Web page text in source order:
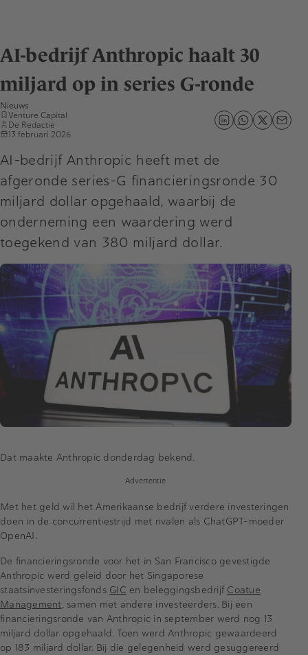
AI-bedrijf Anthropic haalt 30
miljard op in series G-ronde
Nieuws
Venture Capital
De Redactie
13 februari 2026
AI-bedrijf Anthropic heeft met de
afgeronde series-G financieringsronde 30
miljard dollar opgehaald, waarbij de
onderneming een waardering werd
toegekend van 380 miljard dollar.
Dat maakte Anthropic donderdag bekend.
Advertentie
Met het geld wil het Amerikaanse bedrijf verdere investeringen
doen in de concurrentiestrijd met rivalen als ChatGPT-moeder
OpenAI.
De financieringsronde voor het in San Francisco gevestigde
Anthropic werd geleid door het Singaporese
staatsinvesteringsfonds GIC en beleggingsbedrijf Coatue
Management, samen met andere investeerders. Bij een
financieringsronde van Anthropic in september werd nog 13
miljard dollar opgehaald. Toen werd Anthropic gewaardeerd
op 183 miljard dollar. Bij die gelegenheid werd gesuggereerd